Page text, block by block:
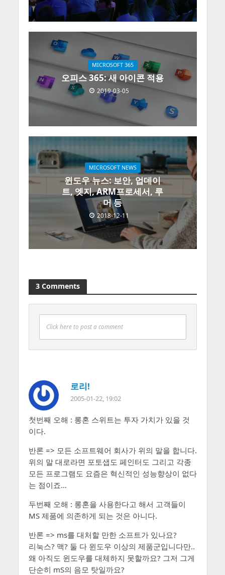
MICROSOFT 365
오피스 365: 새 아이콘 적용
2019-03-05
MICROSOFT NEWS
윈도우 뉴스: 보안, 업데이
트, 엣지, ARM프로세서, 루
머 등
2018-12-11
3 Comments
Click here to post a comment
로리!
2005-01-22, 19:02
첫번째 오해 : 롱혼 스위트는 투자 가치가 있을 것
이다.
반론 => 모든 소프트웨어 회사가 위의 말을 합니다.
위의 말 대로라면 포토샙도 페인터도 그리고 각종
모든 프로그램도 요즘은 혁신적인 성능향상이 없다
는 점이죠…
두번째 오해 : 롱혼을 사용한다고 해서 고객들이
MS 제품에 의존하게 되는 것은 아니다.
반론 => ms를 대처할 만한 소프트가 있나요?
리눅스? 맥? 둘 다 윈도우 이상의 제품군입니다만..
왜 아직도 윈도우를 대체하지 못할까요? 그저 그게
단순히 mS의 음모 탓일까요?